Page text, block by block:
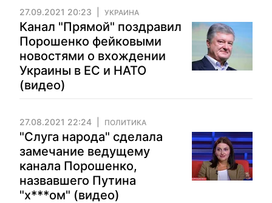
27.09.2021 20:23 УКРАИНА
Канал "Прямой" поздравил
Порошенко фейковыми
новостями о вхождении
Украины в ЕС и НАТО
(видео)
27.08.2021 22:24 ПОЛИТИКА
"Слуга народа" сделала
замечание ведущему
канала Порошенко,
назвавшего Путина
"х***ом" (видео)